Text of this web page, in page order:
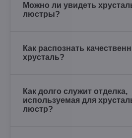
Можно ли увидеть
люстры?
Как распознать
хрусталь?
Как долго служит отделка,
используемая для
люстр?